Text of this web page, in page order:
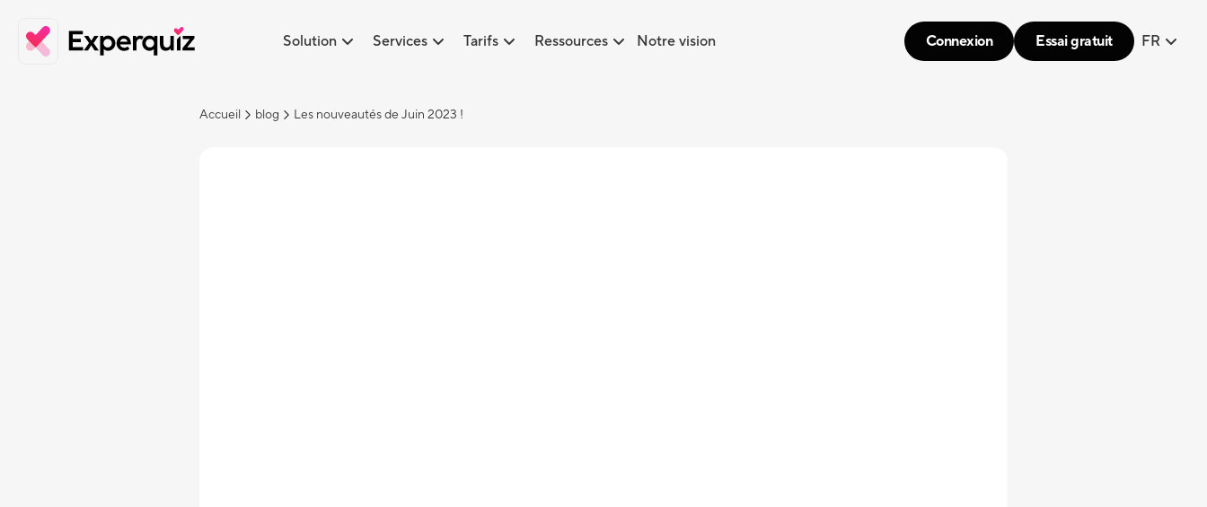
Solution Services Tarifs Ressources Notre vision Connexion Essai gratuit FR
Accueil blog Les nouveautés de Juin 2023 !